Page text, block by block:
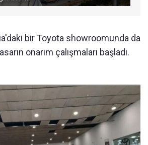
bir Toyota showroomunda da
onarım çalışmaları başladı.